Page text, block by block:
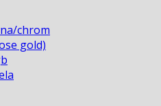
chrom
gold)